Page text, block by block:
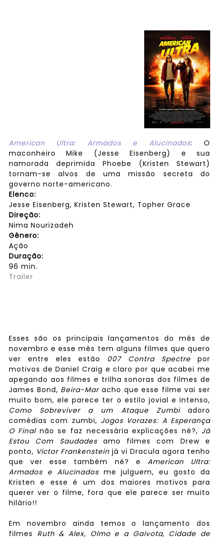
American Ultra: Armados e Alucinados: O
maconheiro Mike (Jesse Eisenberg) e sua
namorada deprimida Phoebe (Kristen Stewart)
tornam-se alvos de uma missão secreta do
governo norte-americano.
Elenco:
Jesse Eisenberg, Kristen Stewart, Topher Grace
Direção:
Nima Nourizadeh
Gênero:
Ação
Duração:
96 min.
Trailer
Esses são os principais lançamentos do mês de
novembro e esse mês tem alguns filmes que quero
ver entre eles estão 007 Contra Spectre por
motivos de Daniel Craig e claro por que acabei me
apegando aos filmes e trilha sonoras dos filmes de
James Bond, Beira-Maracho que esse filme vai ser
muito bom, ele parece ter o estilo jovial e intenso,
Como Sobreviver a um Ataque Zumbiadoro
comédias com zumbi, Jogos Vorazes: A Esperança
O Finalnão se faz necessária explicações né?, Já
Estou Com Saudadesamo filmes com Drew e
ponto, Victor Frankensteinjá vi Dracula agora tenho
que ver esse também né? e American Ultra:
Armados e Alucinadosme julguem, eu gosto da
Kristen e esse é um dos maiores motivos para
querer ver o filme, fora que ele parece ser muito
hilário!!
Em novembro ainda temos o lançamento dos
filmes Ruth & Alex, Olmo e a Gaivota, Cidade de